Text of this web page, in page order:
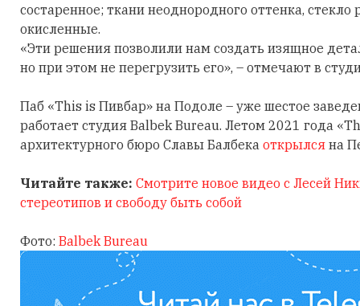
состаренное; ткани неоднородного оттенка, стекло
окисленные.
«Эти решения позволили нам создать изящное
но при этом не перегрузить его», – отмечают в
Паб «This is Пивбар» на Подоле – уже шестое
работает студия Balbek Bureau. Летом 2021 года
архитектурного бюро Славы Балбека открылся на
Читайте также: Смотрите новое видео с Лесей
стереотипов и свободу быть собой
Фото: Balbek Bureau